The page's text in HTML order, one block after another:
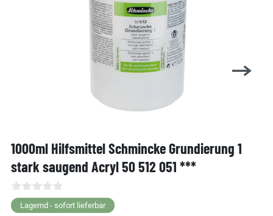
1000ml Hilfsmittel Schmincke Grundierung 1
stark saugend Acryl 50 512 051 ***
Lagernd - sofort lieferbar